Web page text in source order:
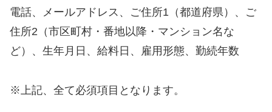
電話、メールアドレス、ご住所1（都道府県）、ご
住所2（市区町村・番地以降・マンション名な
ど）、生年月日、給料日、雇用形態、勤続年数
※上記、全て必須項目となります。